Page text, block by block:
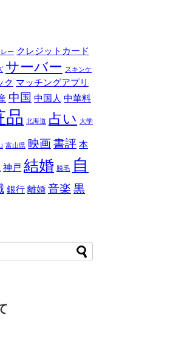
ー クレジットカード
サーバー スキンケ
ク マッチングアプリ
中国 中国人 中華料
品 北海道 占い 大学
富山県 映画書評 本
神戸 結婚 脱毛 自
銀行 離婚 音楽 黒